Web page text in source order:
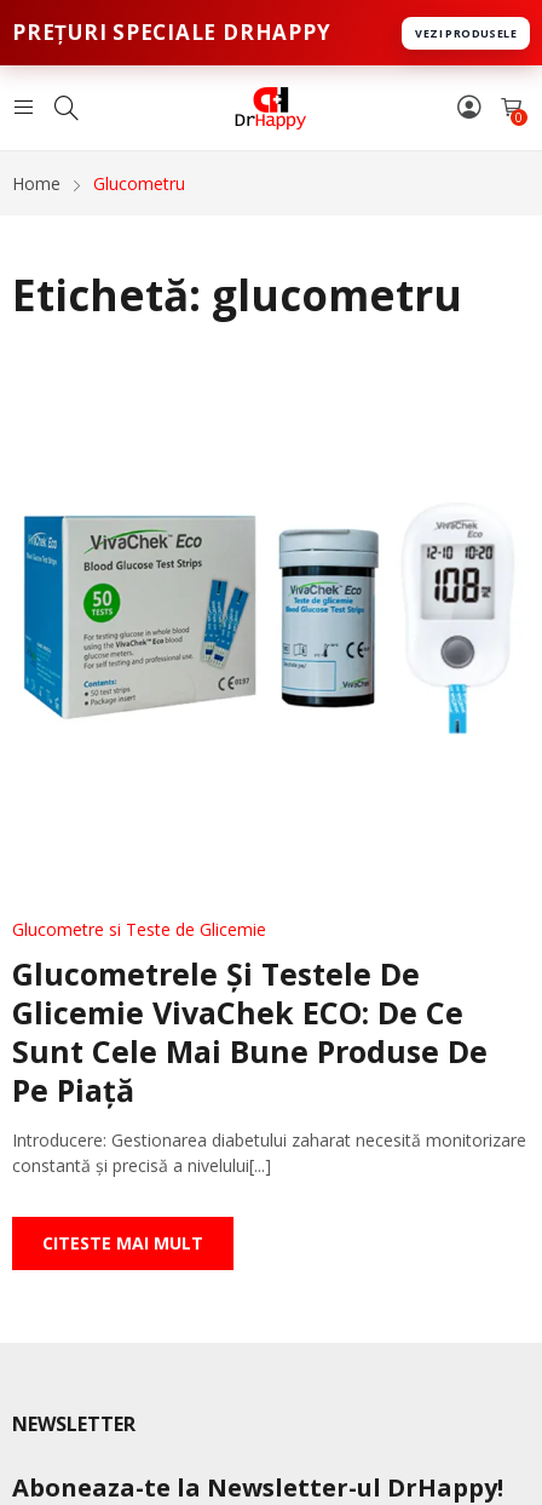
PREȚURI SPECIALE DRHAPPY VEZI PRODUSELE
0
Home Glucometru
Etichetă: glucometru
Glucometre si Teste de Glicemie
Glucometrele Și Testele De
Glicemie VivaChek ECO: De Ce
Sunt Cele Mai Bune Produse De
Pe Piață
Introducere: Gestionarea diabetului zaharat necesită monitorizare
constantă și precisă a nivelului[...]
CITESTE MAI MULT
NEWSLETTER
Aboneaza-te la Newsletter-ul DrHappy!